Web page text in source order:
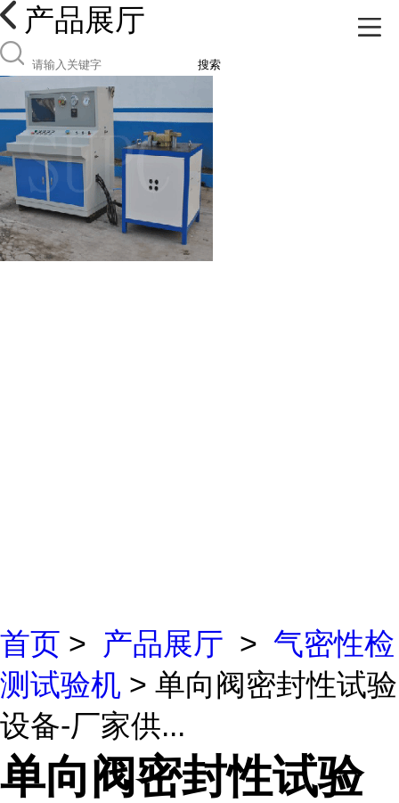
产品展厅
搜索
首页 > 产品展厅 > 气密性检
测试验机 > 单向阀密封性试验
设备-厂家供...
单向阀密封性试验